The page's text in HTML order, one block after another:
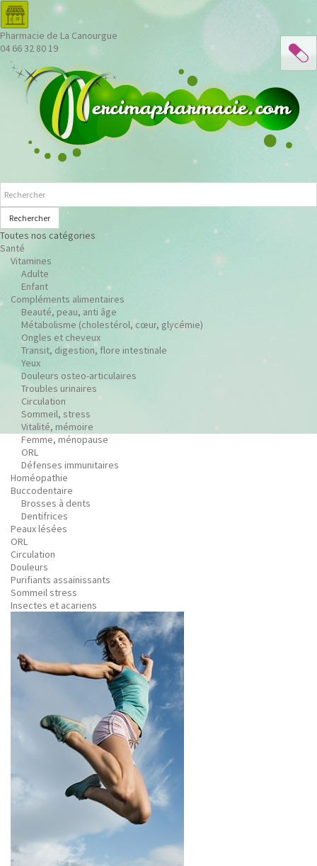
Pharmacie de La Canourgue
04 66 32 80 19
Rechercher
Toutes nos catégories
Santé
Vitamines
Adulte
Enfant
Compléments alimentaires
Beauté, peau, anti âge
Métabolisme (cholestérol, cœur, glycémie)
Ongles et cheveux
Transit, digestion, flore intestinale
Yeux
Douleurs osteo-articulaires
Troubles urinaires
Circulation
Sommeil, stress
Vitalité, mémoire
Femme, ménopause
ORL
Défenses immunitaires
Homéopathie
Buccodentaire
Brosses à dents
Dentifrices
Peaux lésées
ORL
Circulation
Douleurs
Purifiants assainissants
Sommeil stress
Insectes et acariens